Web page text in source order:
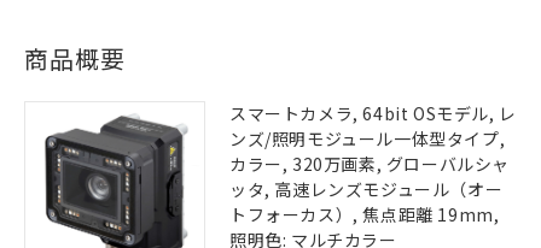
商品概要
スマートカメラ, 64bit OSモデル, レ
ンズ/照明モジュール一体型タイプ,
カラー, 320万画素, グローバルシャ
ッタ, 高速レンズモジュール（オー
トフォーカス）, 焦点距離 19mm,
照明色: マルチカラー